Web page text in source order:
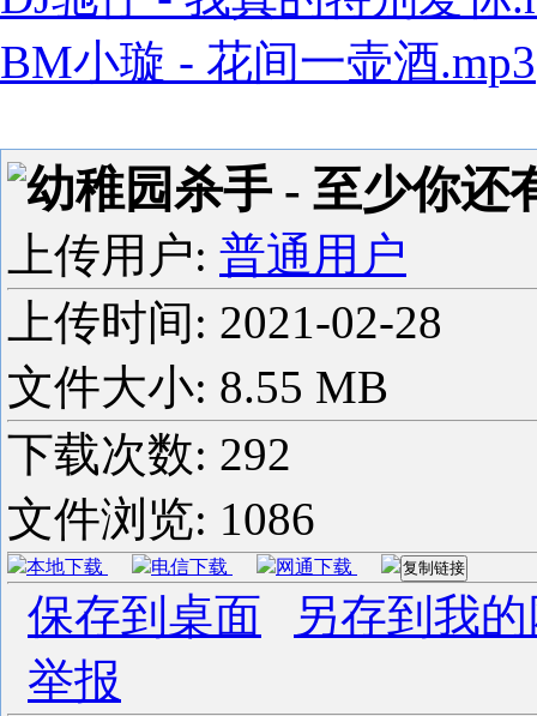
BM小璇 - 花间一壶酒.mp3
幼稚园杀手 - 至少你还
上传用户: 普通用户
上传时间: 2021-02-28
文件大小: 8.55 MB
下载次数: 292
文件浏览: 1086
本地下载 电信下载 网通下载 复制链接
保存到桌面
另存到我
举报